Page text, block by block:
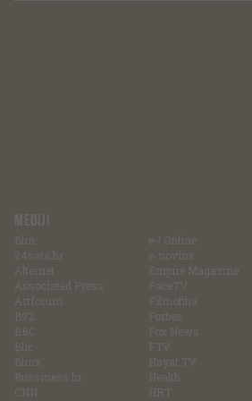
MEDIJI
Blin
24sata.hr
Alternet
Associated Press
Artforum
B92
BBC
Blic
Blinx
Bussiness.hr
CNN
e-! Online
e-novine
Empire Magazine
FaceTV
Filmofilia
Forbes
Fox News
FTV
Hayat TV
Health
HRT